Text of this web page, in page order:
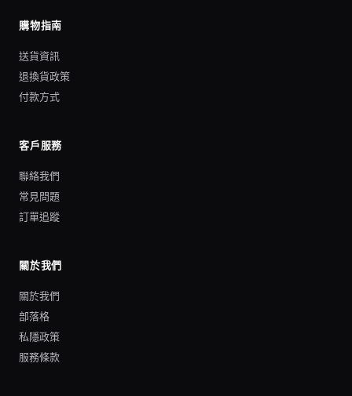
購物指南
送貨資訊
退換貨政策
付款方式
客戶服務
聯絡我們
常見問題
訂單追蹤
關於我們
關於我們
部落格
私隱政策
服務條款